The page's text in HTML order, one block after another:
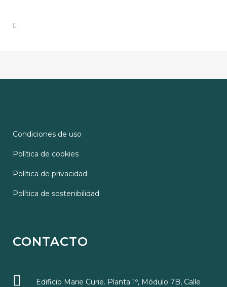
Condiciones de uso
Política de cookies
Política de privacidad
Política de sostenibilidad
CONTACTO
Edificio Marie Curie. Planta 1º, Módulo 7B, Calle